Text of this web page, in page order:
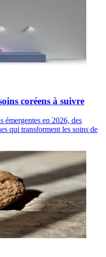
coréens à suivre
émergentes en 2026, des
qui transforment les soins de